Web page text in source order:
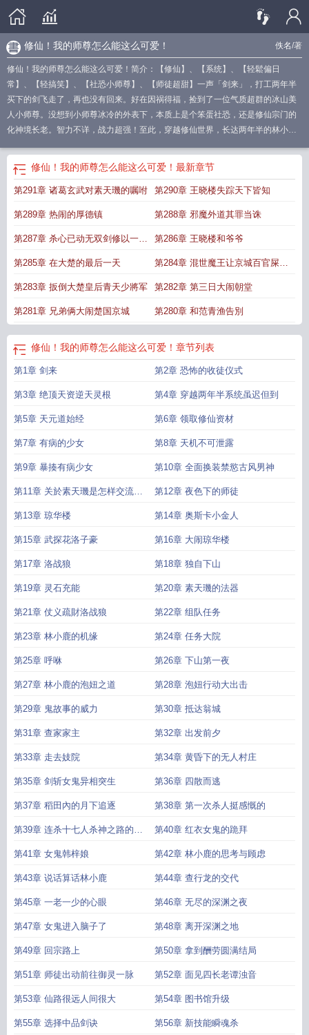
佚名/著
修仙！我的师尊怎么能这么可爱！
修仙！我的师尊怎么能这么可爱！简介：【修仙】、【系统】、【轻鬆偏日
常】、【轻搞笑】、【社恐小师尊】、【师徒超甜】一声「剑来」，打工两年半
买下的剑飞走了，再也没有回来。好在因祸得福，捡到了一位气质超群的冰山美
人小师尊。没想到小师尊冰冷的外表下，本质上是个笨蛋社恐，还是修仙宗门的
化神境长老。智力不详，战力超强！至此，穿越修仙世界，长达两年半的林小鹿
我的师尊修为尽失笔趣阁 我的师尊是bug
这么可爱! 蘑菇屋下的松鼠
动漫在线观看我的仙尊师尊我的师尊是仙姑最新章节更新我的师尊遍布修真
笔趣阁
修仙!我的师尊怎么能这么可爱!动漫 我的师尊遍布修真界格格党
尊遍布修真界我的师尊遍布修真我的师尊遍布修真界/全修真界为我火葬场 完结
修仙！我的师尊怎么能这么可爱！ 最新章节
第291章 诸葛玄武对素天璣的嘱咐 第290章 王晓楼失踪天下皆知
第289章 热闹的厚德镇 第288章 邪魔外道其罪当诛
第287章 杀心已动无双剑修以一敌
四
第286章 王晓楼和爷爷
第285章 在大楚的最后一天 第284章 混世魔王让京城百官屎尿
淋头
第283章 扳倒大楚皇后青天少將军 第282章 第三日大闹朝堂
第281章 兄弟俩大闹楚国京城 第280章 和范青渔告別
修仙！我的师尊怎么能这么可爱！ 章节列表
第1章 剑来 第2章 恐怖的收徒仪式
第3章 绝顶天资逆天灵根 第4章 穿越两年半系统虽迟但到
第5章 天元道始经 第6章 领取修仙资材
第7章 有病的少女 第8章 天机不可泄露
第9章 暴揍有病少女 第10章 全面换装禁慾古风男神
第11章 关於素天璣是怎样交流的
存在
第12章 夜色下的师徒
第13章 琼华楼 第14章 奥斯卡小金人
第15章 武探花洛子豪 第16章 大闹琼华楼
第17章 洛战狼 第18章 独自下山
第19章 灵石充能 第20章 素天璣的法器
第21章 仗义疏財洛战狼 第22章 组队任务
第23章 林小鹿的机缘 第24章 任务大院
第25章 呼咻 第26章 下山第一夜
第27章 林小鹿的泡妞之道 第28章 泡妞行动大出击
第29章 鬼故事的威力 第30章 抵达翁城
第31章 查家家主 第32章 出发前夕
第33章 走去妓院 第34章 黄昏下的无人村庄
第35章 剑斩女鬼异相突生 第36章 四散而逃
第37章 稻田內的月下追逐 第38章 第一次杀人挺感慨的
第39章 连杀十七人杀神之路的开
端
第40章 红衣女鬼的跪拜
第41章 女鬼韩梓娘 第42章 林小鹿的思考与顾虑
第43章 说话算话林小鹿 第44章 查行龙的交代
第45章 一老一少的心眼 第46章 无尽的深渊之夜
第47章 女鬼进入脑子了 第48章 离开深渊之地
第49章 回宗路上 第50章 拿到酬劳圆满结局
第51章 师徒出动前往御灵一脉 第52章 面见四长老谭浊音
第53章 仙路很远人间很大 第54章 图书馆升级
第55章 选择中品剑诀 第56章 新技能瞬魂杀